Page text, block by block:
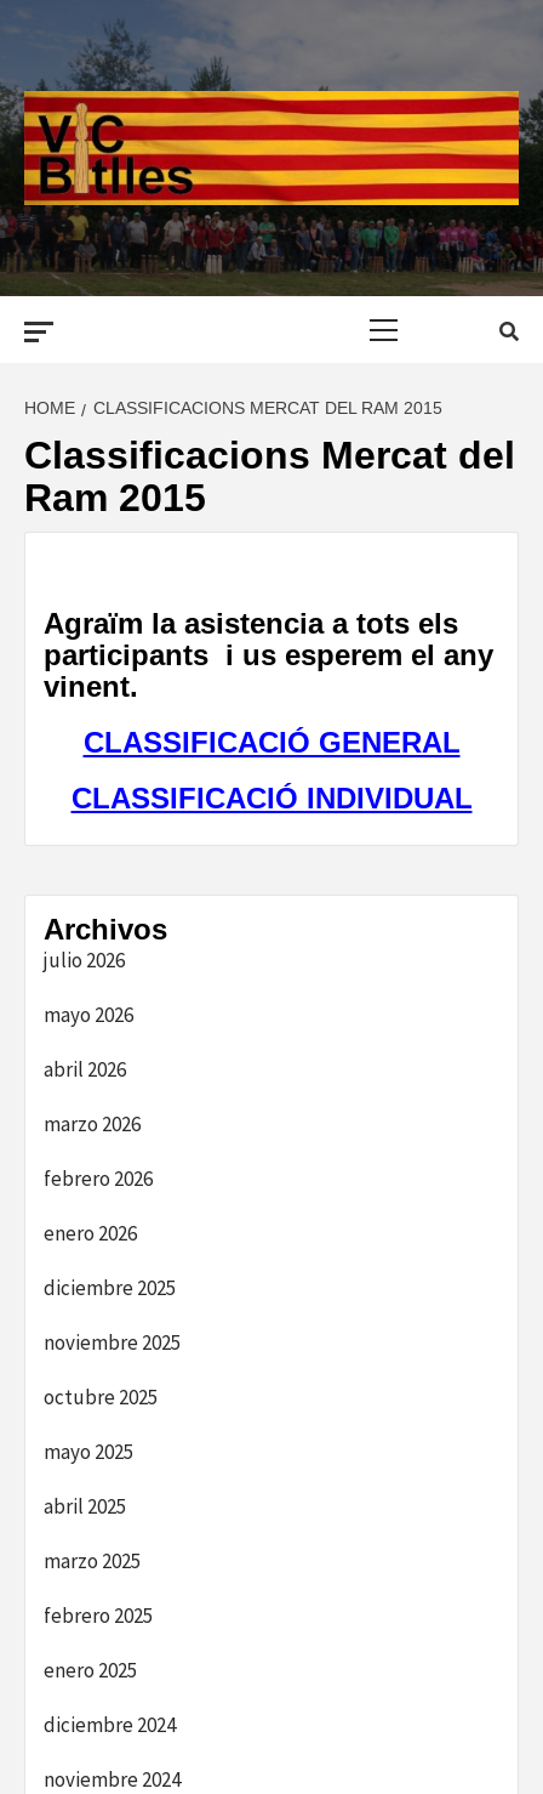
HOME CLASSIFICACIONS MERCAT DEL RAM 2015
Classificacions Mercat del
Ram 2015
Agraïm la asistencia a tots els
participants i us esperem el any
vinent.
CLASSIFICACIÓ GENERAL
CLASSIFICACIÓ INDIVIDUAL
Archivos
julio 2026
mayo 2026
abril 2026
marzo 2026
febrero 2026
enero 2026
diciembre 2025
noviembre 2025
octubre 2025
mayo 2025
abril 2025
marzo 2025
febrero 2025
enero 2025
diciembre 2024
noviembre 2024